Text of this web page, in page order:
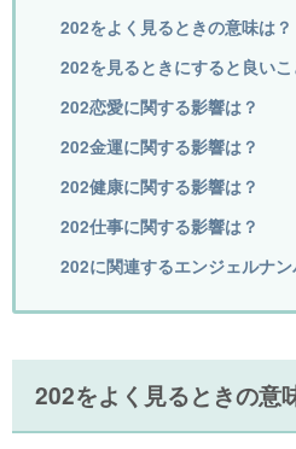
202をよく見るときの意味は？
202を見るときにすると良いこ
202恋愛に関する影響は？
202金運に関する影響は？
202健康に関する影響は？
202仕事に関する影響は？
202に関連するエンジェルナン
202をよく見るときの意